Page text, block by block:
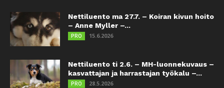
Nettiluento ma 27.7. – Koiran kivun hoito
– Anne Myller –...
PRO 15.6.2026
Nettiluento ti 2.6. – MH-luonnekuvaus –
kasvattajan ja harrastajan työkalu –...
PRO 28.5.2026